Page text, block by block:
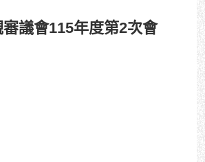
議會115年度第2次會